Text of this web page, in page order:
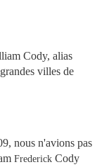
Cody, alias
villes de
nous n'avions pas
Frederick Cody